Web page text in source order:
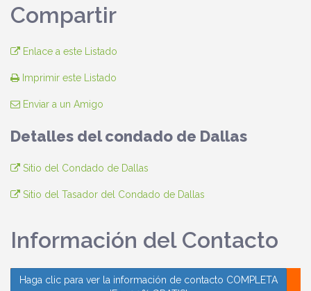
Compartir
Enlace a este Listado
Imprimir este Listado
Enviar a un Amigo
Detalles del condado de Dallas
Sitio del Condado de Dallas
Sitio del Tasador del Condado de Dallas
Información del Contacto
Haga clic para ver la información de contacto COMPLETA